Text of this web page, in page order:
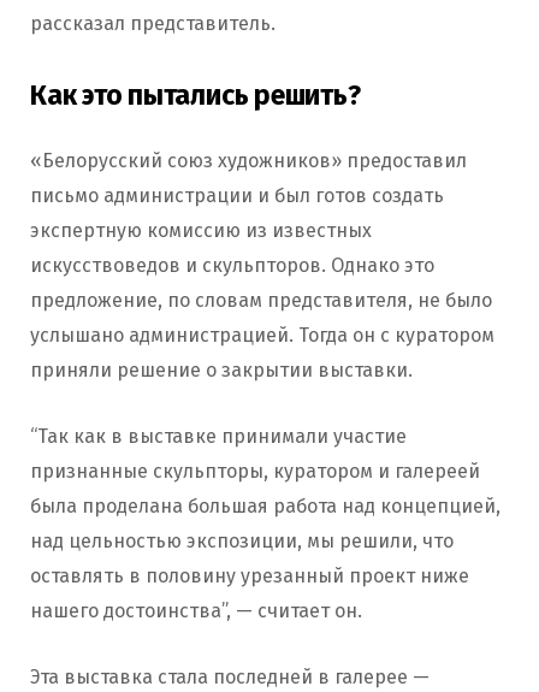
рассказал представитель.
Как это пытались решить?
«Белорусский союз художников» предоставил
письмо администрации и был готов создать
экспертную комиссию из известных
искусствоведов и скульпторов. Однако это
предложение, по словам представителя, не было
услышано администрацией. Тогда он с куратором
приняли решение о закрытии выставки.
“Так как в выставке принимали участие
признанные скульпторы, куратором и галереей
была проделана большая работа над концепцией,
над цельностью экспозиции, мы решили, что
оставлять в половину урезанный проект ниже
нашего достоинства”, — считает он.
Эта выставка стала последней в галерее —